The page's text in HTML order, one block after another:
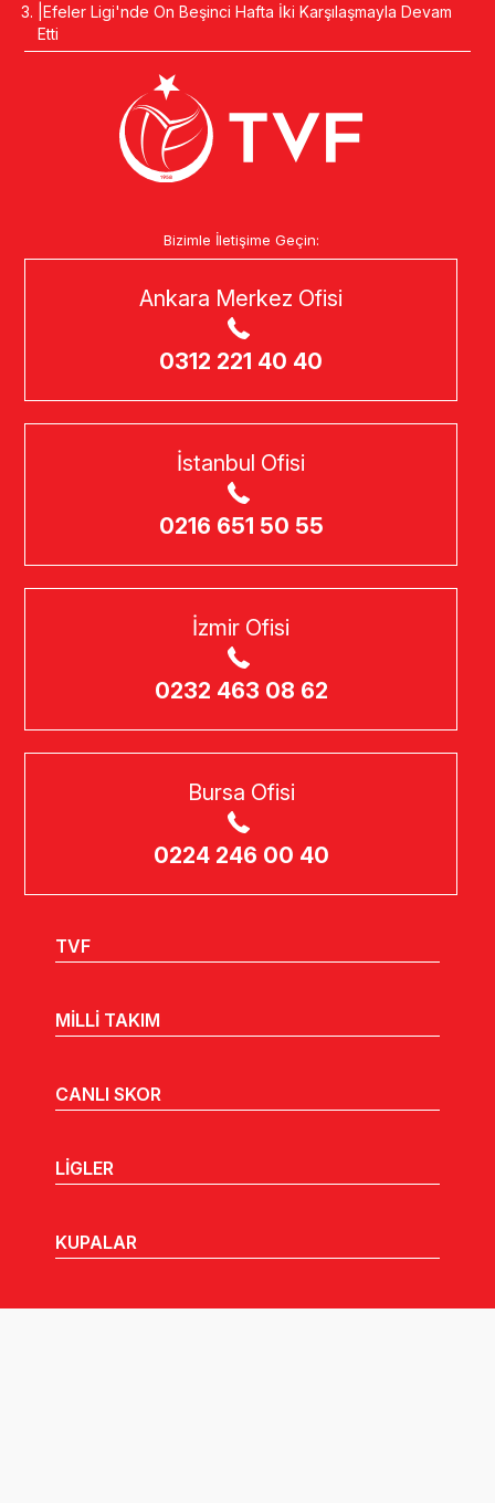
Efeler Ligi'nde On Beşinci Hafta İki Karşılaşmayla Devam
Etti
Bizimle İletişime Geçin:
Ankara Merkez Ofisi
0312 221 40 40
İstanbul Ofisi
0216 651 50 55
İzmir Ofisi
0232 463 08 62
Bursa Ofisi
0224 246 00 40
TVF
MİLLİ TAKIM
CANLI SKOR
LİGLER
KUPALAR